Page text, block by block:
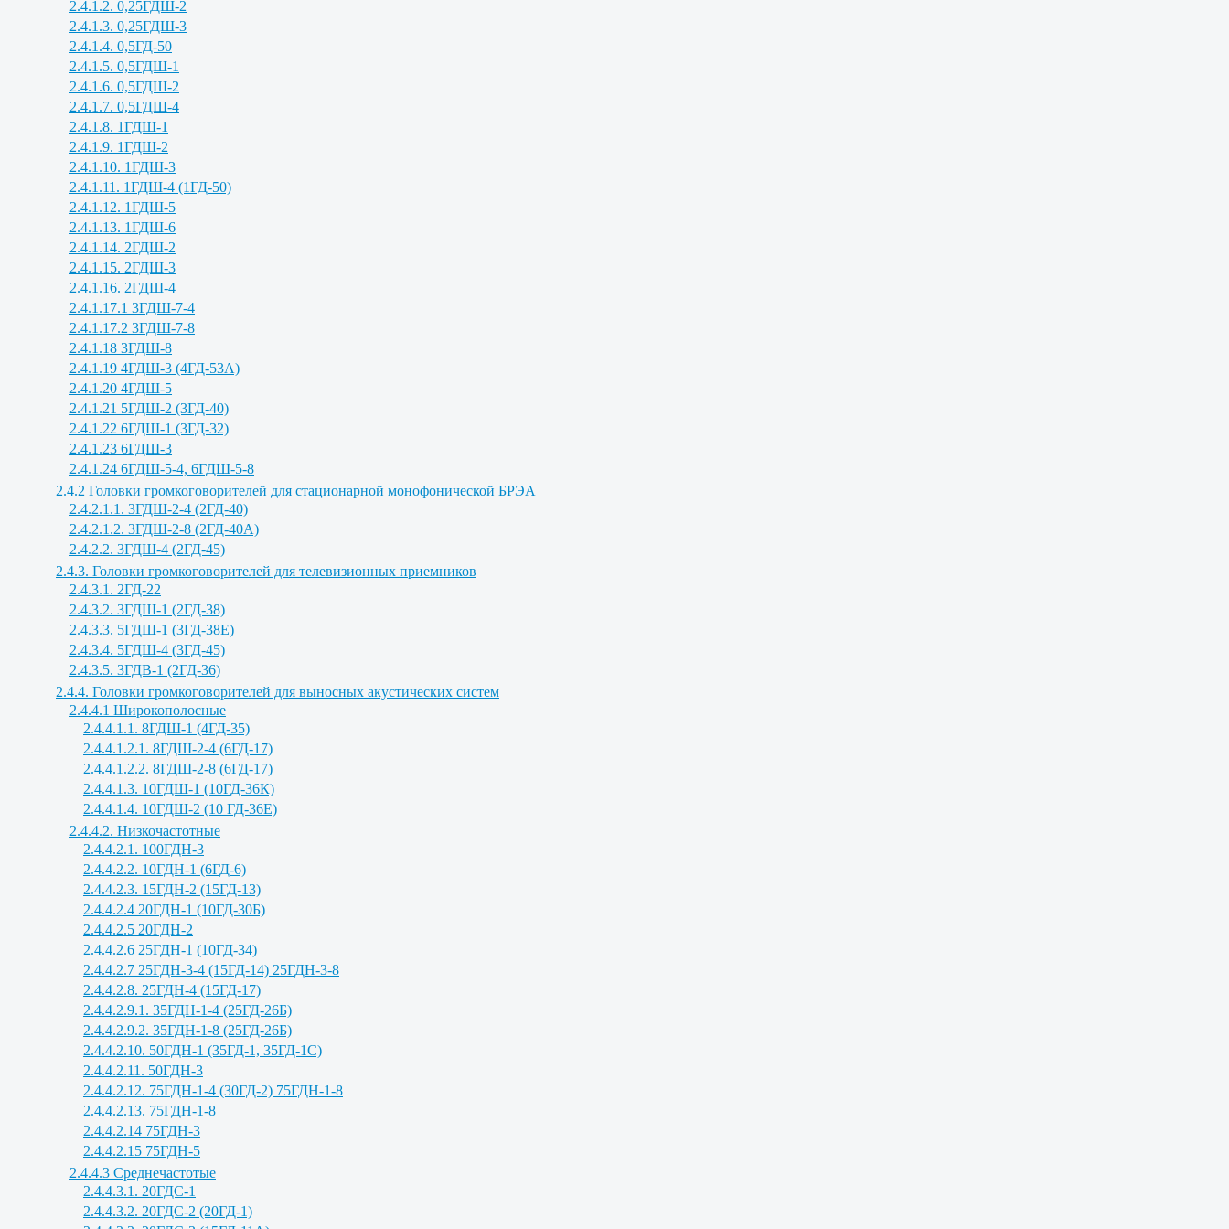
2.4.1.2. 0,25ГДШ-2
2.4.1.3. 0,25ГДШ-3
2.4.1.4. 0,5ГД-50
2.4.1.5. 0,5ГДШ-1
2.4.1.6. 0,5ГДШ-2
2.4.1.7. 0,5ГДШ-4
2.4.1.8. 1ГДШ-1
2.4.1.9. 1ГДШ-2
2.4.1.10. 1ГДШ-3
2.4.1.11. 1ГДШ-4 (1ГД-50)
2.4.1.12. 1ГДШ-5
2.4.1.13. 1ГДШ-6
2.4.1.14. 2ГДШ-2
2.4.1.15. 2ГДШ-3
2.4.1.16. 2ГДШ-4
2.4.1.17.1 3ГДШ-7-4
2.4.1.17.2 3ГДШ-7-8
2.4.1.18 3ГДШ-8
2.4.1.19 4ГДШ-3 (4ГД-53А)
2.4.1.20 4ГДШ-5
2.4.1.21 5ГДШ-2 (3ГД-40)
2.4.1.22 6ГДШ-1 (3ГД-32)
2.4.1.23 6ГДШ-3
2.4.1.24 6ГДШ-5-4, 6ГДШ-5-8
2.4.2 Головки громкоговорителей для стационарной монофонической БРЭА
2.4.2.1.1. 3ГДШ-2-4 (2ГД-40)
2.4.2.1.2. 3ГДШ-2-8 (2ГД-40А)
2.4.2.2. 3ГДШ-4 (2ГД-45)
2.4.3. Головки громкоговорителей для телевизионных приемников
2.4.3.1. 2ГД-22
2.4.3.2. 3ГДШ-1 (2ГД-38)
2.4.3.3. 5ГДШ-1 (3ГД-38Е)
2.4.3.4. 5ГДШ-4 (3ГД-45)
2.4.3.5. 3ГДВ-1 (2ГД-36)
2.4.4. Головки громкоговорителей для выносных акустических систем
2.4.4.1 Широкополосные
2.4.4.1.1. 8ГДШ-1 (4ГД-35)
2.4.4.1.2.1. 8ГДШ-2-4 (6ГД-17)
2.4.4.1.2.2. 8ГДШ-2-8 (6ГД-17)
2.4.4.1.3. 10ГДШ-1 (10ГД-36К)
2.4.4.1.4. 10ГДШ-2 (10 ГД-36Е)
2.4.4.2. Низкочастотные
2.4.4.2.1. 100ГДН-3
2.4.4.2.2. 10ГДН-1 (6ГД-6)
2.4.4.2.3. 15ГДН-2 (15ГД-13)
2.4.4.2.4 20ГДН-1 (10ГД-30Б)
2.4.4.2.5 20ГДН-2
2.4.4.2.6 25ГДН-1 (10ГД-34)
2.4.4.2.7 25ГДН-3-4 (15ГД-14) 25ГДН-3-8
2.4.4.2.8. 25ГДН-4 (15ГД-17)
2.4.4.2.9.1. 35ГДН-1-4 (25ГД-26Б)
2.4.4.2.9.2. 35ГДН-1-8 (25ГД-26Б)
2.4.4.2.10. 50ГДН-1 (35ГД-1, 35ГД-1С)
2.4.4.2.11. 50ГДН-3
2.4.4.2.12. 75ГДН-1-4 (30ГД-2) 75ГДН-1-8
2.4.4.2.13. 75ГДН-1-8
2.4.4.2.14 75ГДН-3
2.4.4.2.15 75ГДН-5
2.4.4.3 Среднечастотые
2.4.4.3.1. 20ГДС-1
2.4.4.3.2. 20ГДС-2 (20ГД-1)